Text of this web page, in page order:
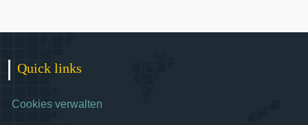
Quick links
Cookies verwalten